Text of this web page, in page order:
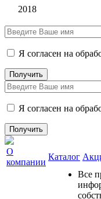
2018
Я согласен на
Я согласен на
О
компании
Каталог
Все